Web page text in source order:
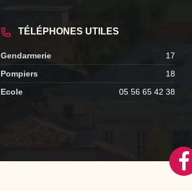
TÉLÉPHONES UTILES
Gendarmerie
17
Pompiers
18
Ecole
05 56 65 42 38